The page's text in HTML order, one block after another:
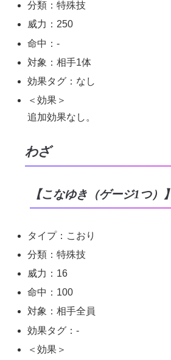
分類：特殊技
威力：250
命中：-
対象：相手1体
効果タグ：なし
＜効果＞
追加効果なし。
わざ
【こなゆき（ゲージ1つ）】
タイプ：こおり
分類：特殊技
威力：16
命中：100
対象：相手全員
効果タグ：-
＜効果＞